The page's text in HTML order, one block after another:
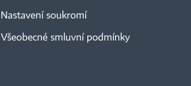
Nastavení soukromí
Všeobecné smluvní podmínky